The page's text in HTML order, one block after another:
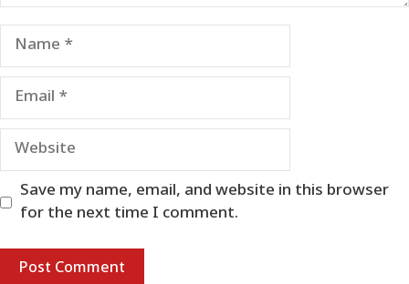
Name
Email
Website
Save my name, email, and website in this browser
for the next time I comment.